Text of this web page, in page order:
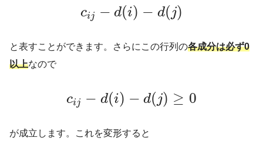
cij − d(i) − d(j)
と表すことができます。さらにこの行列の各成分は必ず0
以上なので
cij − d(i) − d(j) ≥ 0
が成立します。これを変形すると